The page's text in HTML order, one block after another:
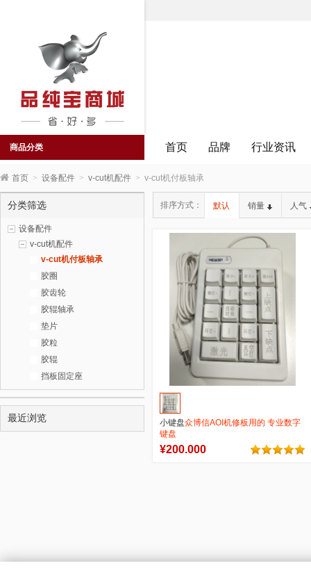
商品分类 首页 品牌 行业资讯
首页 > 设备配件 > v-cut机配件 > v-cut机付板轴承
分类筛选
设备配件
v-cut机配件
v-cut机付板轴承
胶圈
胶齿轮
胶辊轴承
垫片
胶粒
胶辊
挡板固定座
最近浏览
排序方式： 默认 销量 人气
小键盘众博信AOI机修板用的 专业数字
键盘
¥200.000